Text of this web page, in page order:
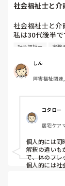
触られて我慢
「やめてく
報共有するこ
もし、それを
社会福祉士と介
社会福祉士と介
私は30代後半
ました。社会
は介護福祉士
しては社会福祉
社会福祉士と
様に勉強をし
社会福祉士 実務
しん
障害福祉関
コタロー
居宅ケア
個人的には同
解釈の違いも
で、体のプレ
個人的には社
い点数でも